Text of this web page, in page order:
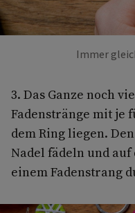
Immer
3. Das Ganze noch
Fadenstränge mit je
dem Ring liegen.
Nadel fädeln und
einem Fadenstrang